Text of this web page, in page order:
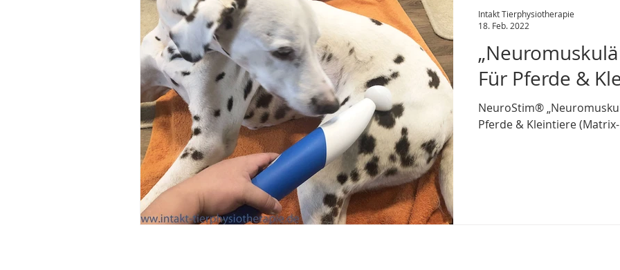
Für Pferde &
NeuroStim®
Pferde & Kleintiere
Intakt Tierphysiotherapie
18. Feb. 2022